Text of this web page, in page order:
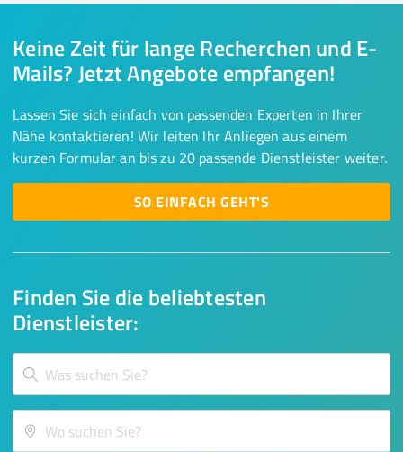
Finden Sie die beliebtesten
Dienstleister:
Keine Zeit für lange Recherchen und E-
Mails? Jetzt Angebote empfangen!
Lassen Sie sich einfach von passenden Experten in Ihrer
Nähe kontaktieren! Wir leiten Ihr Anliegen aus einem
kurzen Formular an bis zu 20 passende Dienstleister weiter.
SO EINFACH GEHT'S